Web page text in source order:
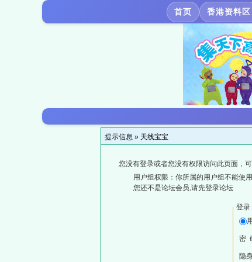
首页 香港资料区
提示信息 » 天线宝宝
您没有登录或者您没有权限访问此页面，
用户组权限：你所属的用户组不能使
您还不是论坛会员,请先登录论坛
登录
密
隐